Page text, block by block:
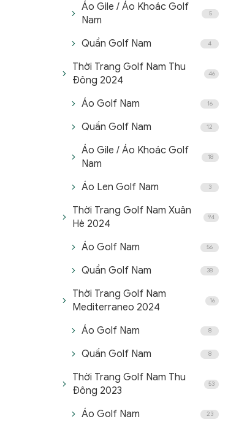
Áo Gile / Áo Khoác Golf
Nam
5
Quần Golf Nam 4
Thời Trang Golf Nam Thu
Đông 2024
46
Áo Golf Nam 16
Quần Golf Nam 12
Áo Gile / Áo Khoác Golf
Nam
18
Áo Len Golf Nam 3
Thời Trang Golf Nam Xuân
Hè 2024
94
Áo Golf Nam 56
Quần Golf Nam 38
Thời Trang Golf Nam
Mediterraneo 2024
16
Áo Golf Nam 8
Quần Golf Nam 8
Thời Trang Golf Nam Thu
Đông 2023
53
Áo Golf Nam 23